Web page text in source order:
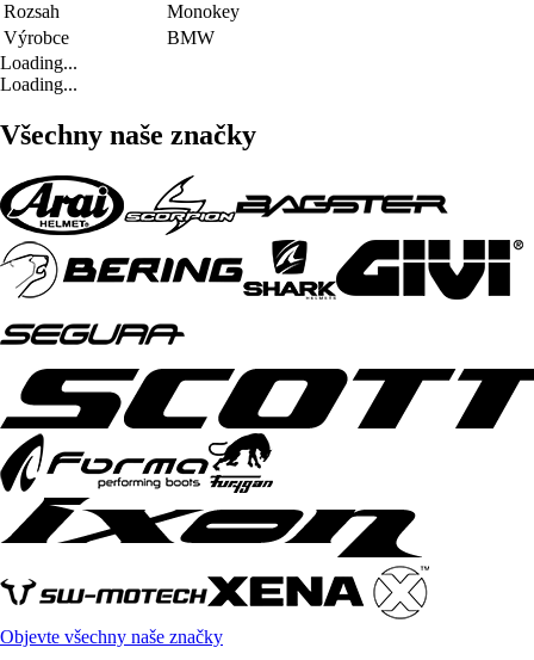
Rozsah
Monokey
Výrobce
BMW
Loading...
Loading...
Všechny naše značky
Objevte všechny naše značky